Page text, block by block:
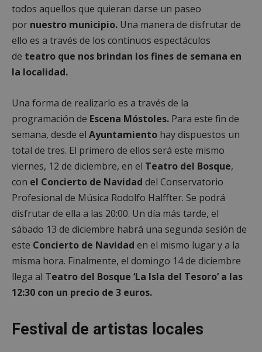
todos aquellos que quieran darse un paseo
por nuestro municipio. Una manera de disfrutar de
ello es a través de los continuos espectáculos
de teatro que nos brindan los fines de semana en
la localidad.
Una forma de realizarlo es a través de la
programación de Escena Móstoles. Para este fin de
semana, desde el Ayuntamiento hay dispuestos un
total de tres. El primero de ellos será este mismo
viernes, 12 de diciembre, en el Teatro del Bosque,
con el Concierto de Navidad del Conservatorio
Profesional de Música Rodolfo Halffter. Se podrá
disfrutar de ella a las 20:00. Un día más tarde, el
sábado 13 de diciembre habrá una segunda sesión de
este Concierto de Navidad en el mismo lugar y a la
misma hora. Finalmente, el domingo 14 de diciembre
llega al Teatro del Bosque ‘La Isla del Tesoro’ a las
12:30 con un precio de 3 euros.
Festival de artistas locales